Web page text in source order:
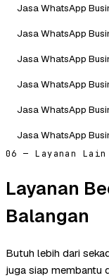
Jasa WhatsApp
Jasa WhatsApp
Jasa WhatsApp
Jasa WhatsApp
Jasa WhatsApp
Jasa WhatsApp
06 — Layanan Lain
Layanan
Balangan
Butuh lebih dari
juga siap membantu